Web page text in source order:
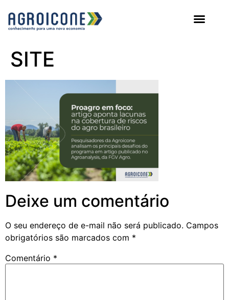
SITE
Deixe um comentário
O seu endereço de e-mail não será publicado. Campos
obrigatórios são marcados com *
Comentário *